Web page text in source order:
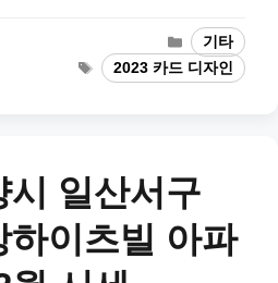
Categories
기타
Tags
2023 카드 디자인
시 일산서구
하이츠빌 아파